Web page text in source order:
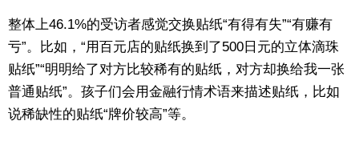
整体上46.1%的受访者感觉交换贴纸“有得有失”“有赚有
亏”。比如，“用百元店的贴纸换到了500日元的立体滴珠
贴纸”“明明给了对方比较稀有的贴纸，对方却换给我一张
普通贴纸”。孩子们会用金融行情术语来描述贴纸，比如
说稀缺性的贴纸“牌价较高”等。